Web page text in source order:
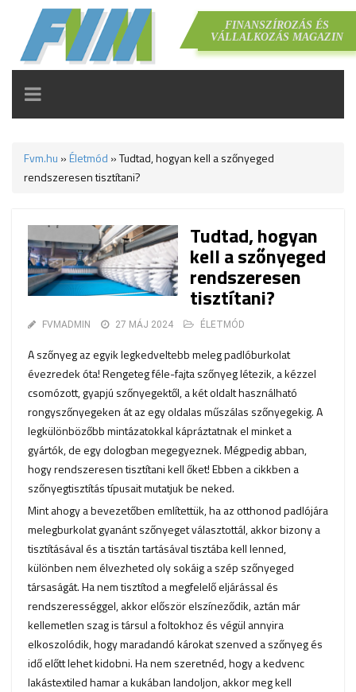
FINANSZÍROZÁS ÉS
VÁLLALKOZÁS MAGAZIN
TOGGLE
NAVIGATION
Fvm.hu » Életmód »Tudtad, hogyan kell a szőnyeged
rendszeresen tisztítani?
Tudtad, hogyan
kell a szőnyeged
rendszeresen
tisztítani?
FVMADMIN 27 MÁJ 2024 ÉLETMÓD
A szőnyeg az egyik legkedveltebb meleg padlóburkolat
évezredek óta! Rengeteg féle-fajta szőnyeg létezik, a kézzel
csomózott, gyapjú szőnyegektől, a két oldalt használható
rongyszőnyegeken át az egy oldalas műszálas szőnyegekig. A
legkülönbözőbb mintázatokkal kápráztatnak el minket a
gyártók, de egy dologban megegyeznek. Mégpedig abban,
hogy rendszeresen tisztítani kell őket! Ebben a cikkben a
szőnyegtisztítás típusait mutatjuk be neked.
Mint ahogy a bevezetőben említettük, ha az otthonod padlójára
melegburkolat gyanánt szőnyeget választottál, akkor bizony a
tisztításával és a tisztán tartásával tisztába kell lenned,
különben nem élvezheted oly sokáig a szép szőnyeged
társaságát. Ha nem tisztítod a megfelelő eljárással és
rendszerességgel, akkor először elszíneződik, aztán már
kellemetlen szag is társul a foltokhoz és végül annyira
elkoszolódik, hogy maradandó károkat szenved a szőnyeg és
idő előtt lehet kidobni. Ha nem szeretnéd, hogy a kedvenc
lakástextiled hamar a kukában landoljon, akkor meg kell